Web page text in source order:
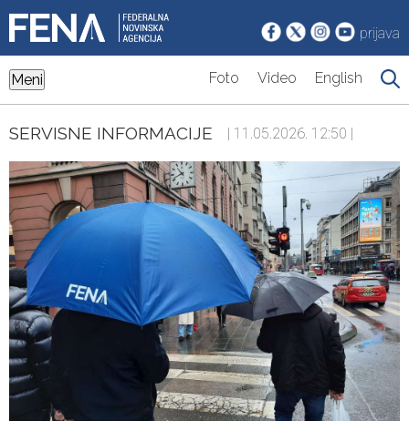
prijava
Meni Foto Video English
SERVISNE INFORMACIJE | 11.05.2026. 12:50 |